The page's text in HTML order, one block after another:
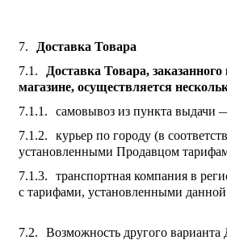
Доставка Товара
Доставка Товара,
магазине, осуществляется
самовывоз из пункта выдачи
курьер по городу (в
установленными Продавцом
транспортная компания в
с тарифами, установленными
Возможность другого варианта